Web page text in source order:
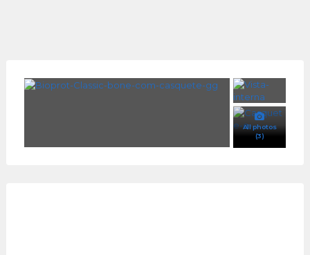
All photos
(3)